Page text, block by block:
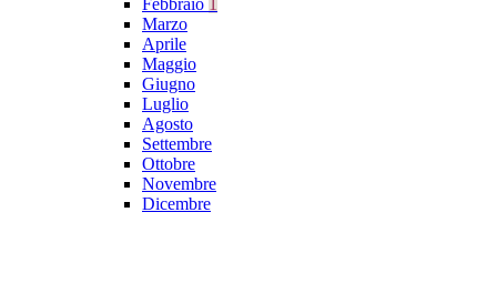
Febbraio
Marzo
Aprile
Maggio
Giugno
Luglio
Agosto
Settembre
Ottobre
Novembre
Dicembre